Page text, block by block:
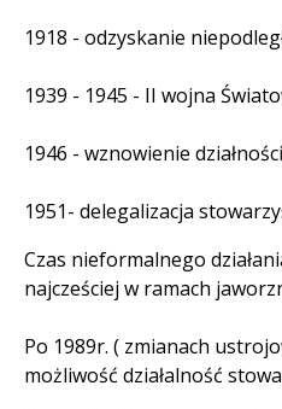
1918 - odzyskanie
1939 - 1945 - II wojna
1946 - wznowienie
1951- delegalizacja
Czas nieformalnego
najcześciej w ramach
Po 1989r. ( zmianach
możliwość działalność